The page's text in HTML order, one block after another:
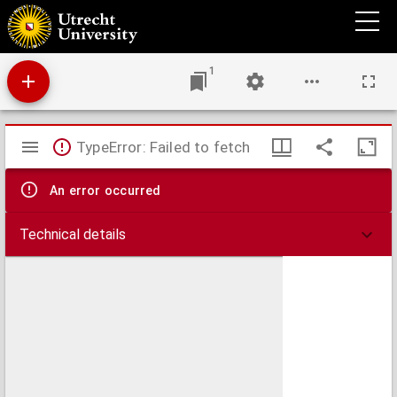
Een woord van Pius IX over den Heiligen Thomas van Aquine uiteengezet : bewijs van
hulde, ter gelegenheid zijner 25-jarige Pauselijke regeering, den Allerheiligsten Vader
opgedragen
1
Mirador
viewer
TypeError: Failed to fetch
An error occurred
Technical details